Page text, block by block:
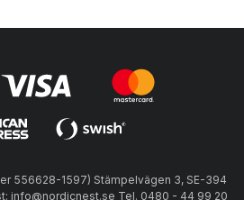
556628-1597) Stämpelvägen 3, SE-394
info@nordicnest.se Tel. 0480 - 44 99 20